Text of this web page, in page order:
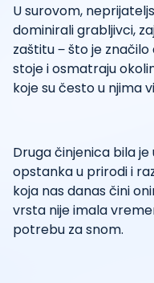
U surovom,
dominirali grabljivci,
zaštitu ‒ što je
stoje i osmatraju
koje su često u njima
Druga činjenica bila
opstanka u prirodi i
koja nas danas čini
vrsta nije imala
potrebu za snom.